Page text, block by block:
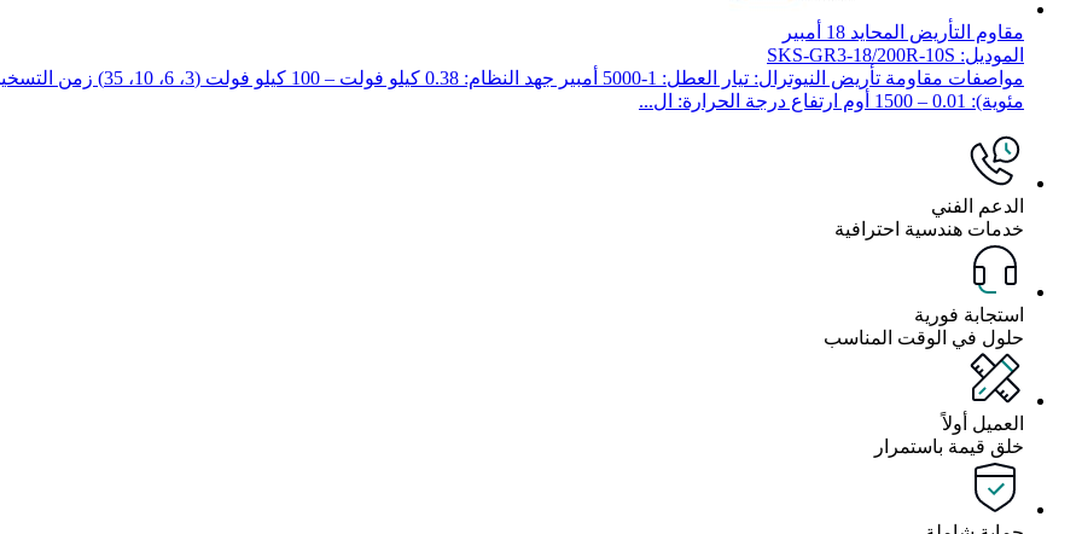
مقاوم التأريض المحايد 18 أمبير
الموديل: SKS-GR3-18/200R-10S
مئوية): 0.01 – 1500 أوم ارتفاع درجة الحرارة: ال...
الدعم الفني
خدمات هندسية احترافية
استجابة فورية
حلول في الوقت المناسب
العميل أولاً
خلق قيمة باستمرار